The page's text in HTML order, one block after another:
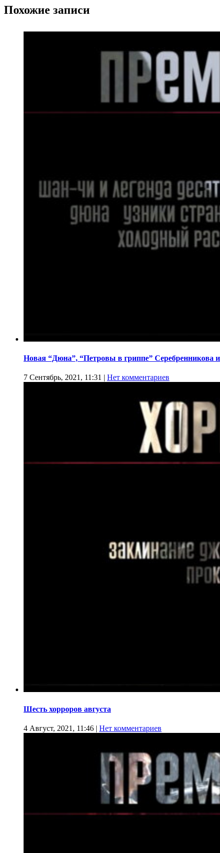
Похожие записи
Новая “Дюна”, “Петровы в гриппе” Серебренникова
7 Сентябрь, 2021, 11:31 | Нет комментариев
Шесть хорроров августа
4 Август, 2021, 11:46 | Нет комментариев